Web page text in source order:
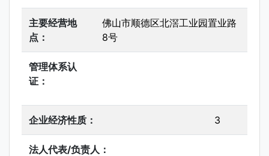
主要经营地
点：
佛山市顺德区北滘工业园置业路
8号
管理体系认
证：
企业经济性质： 3
法人代表/负责人：